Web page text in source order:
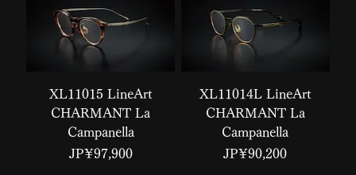
XL11015 LineArt
CHARMANT La
Campanella
價格
JP¥97,900
XL11014L LineArt
CHARMANT La
Campanella
價格
JP¥90,200